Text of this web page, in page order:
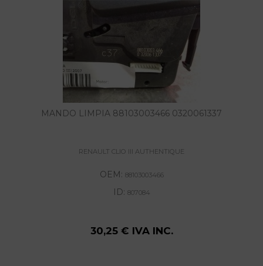
MANDO LIMPIA 88103003466 0320061337
RENAULT CLIO III AUTHENTIQUE
OEM: 88103003466
ID: 807084
30,25 € IVA INC.